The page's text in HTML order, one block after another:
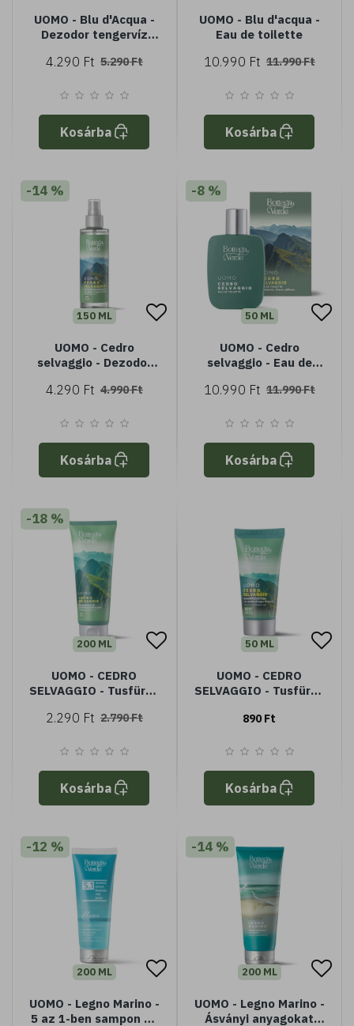
UOMO - Blu d'Acqua -
Dezodor tengervíz
4.290 Ft 5.290 Ft
Kosárba
UOMO - Blu d'acqua -
Eau de toilette
10.990 Ft 11.990 Ft
Kosárba
-14 %
150 ML
UOMO - Cedro
selvaggio - Dezodor
(150 ml)
4.290 Ft 4.990 Ft
Kosárba
-8 %
50 ML
UOMO - Cedro
selvaggio - Eau de
kivonattal (50 ml)
10.990 Ft 11.990 Ft
Kosárba
-18 %
200 ML
UOMO - CEDRO
SELVAGGIO - Tusfürdő
kivonattal (200 ml)
2.290 Ft 2.790 Ft
Kosárba
50 ML
UOMO - CEDRO
SELVAGGIO - Tusfürdő
kivonattal (Minisize -
890 Ft
Kosárba
-12 %
200 ML
UOMO - Legno Marino -
5 az 1-ben sampon és
-14 %
200 ML
UOMO - Legno Marino -
Ásványi anyagokat